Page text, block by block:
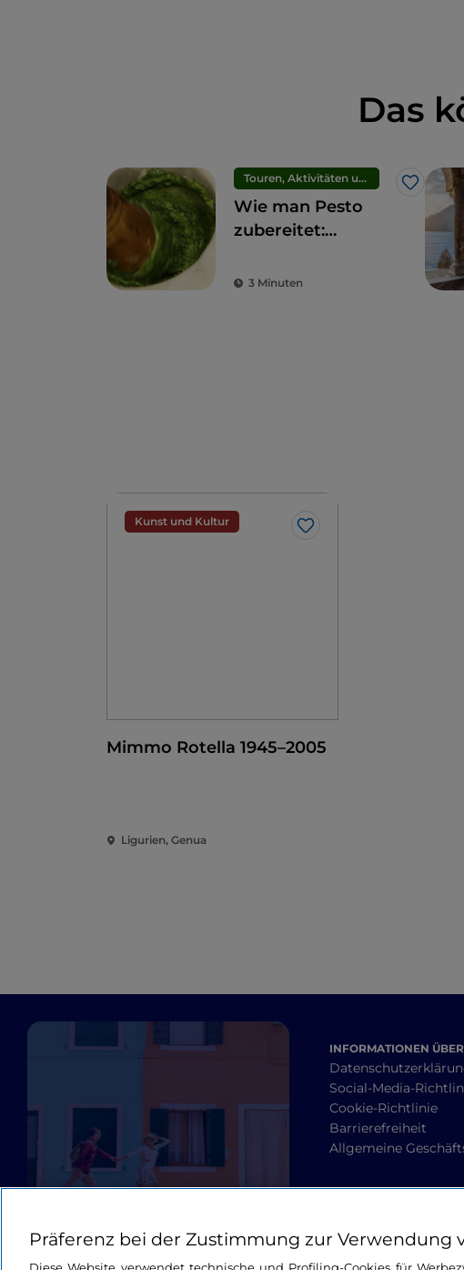
Das
Touren, Aktivitäten und Erlebnisse
Like
Wie man Pesto
zubereitet:
Aussicht in
3 Minuten
Kunst und Kultur
Like
Mimmo Rotella 1945–2005
Ligurien, Genua
INFORMATIONEN
Social-Media-
Cookie-Richtlinie
Barrierefreiheit
Allgemeine
Präferenz bei der Zustimmung zur Verwendung